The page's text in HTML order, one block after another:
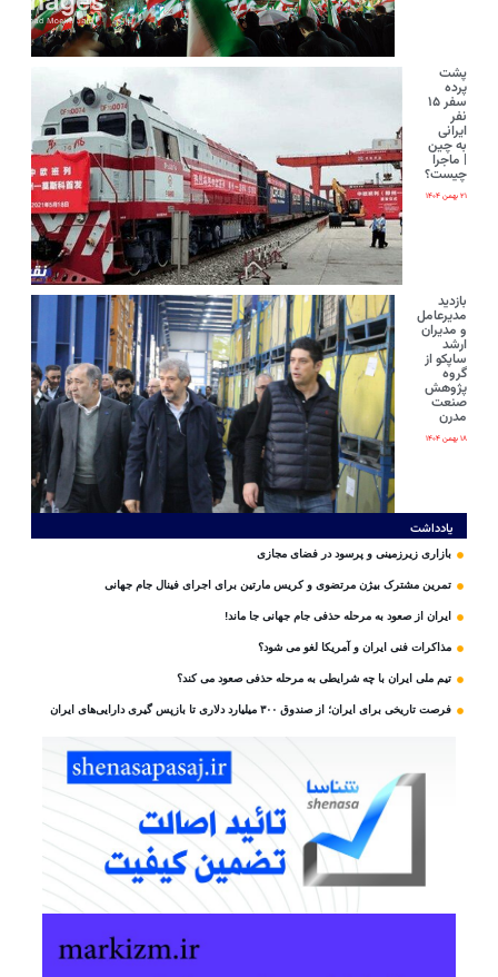
پشت
پرده
سفر ۱۵
نفر
ایرانی‌
به چین
| ماجرا
چیست؟
۲۱ بهمن ۱۴۰۴
بازدید
مدیرعامل
و مدیران
ارشد
ساپکو از
گروه
پژوهش
صنعت
مدرن
۱۸ بهمن ۱۴۰۴
یادداشت
بازاری زیرزمینی و پرسود در فضای مجازی
تمرین مشترک بیژن مرتضوی و کریس مارتین برای اجرای فینال جام جهانی
ایران از صعود به مرحله حذفی جام جهانی جا ماند!
مذاکرات فنی ایران و آمریکا لغو می شود؟
تیم ملی ایران با چه شرایطی به مرحله حذفی صعود می کند؟
فرصت تاریخی برای ایران؛ از صندوق ۳۰۰ میلیارد دلاری تا بازپس گیری دارایی‌های ایران